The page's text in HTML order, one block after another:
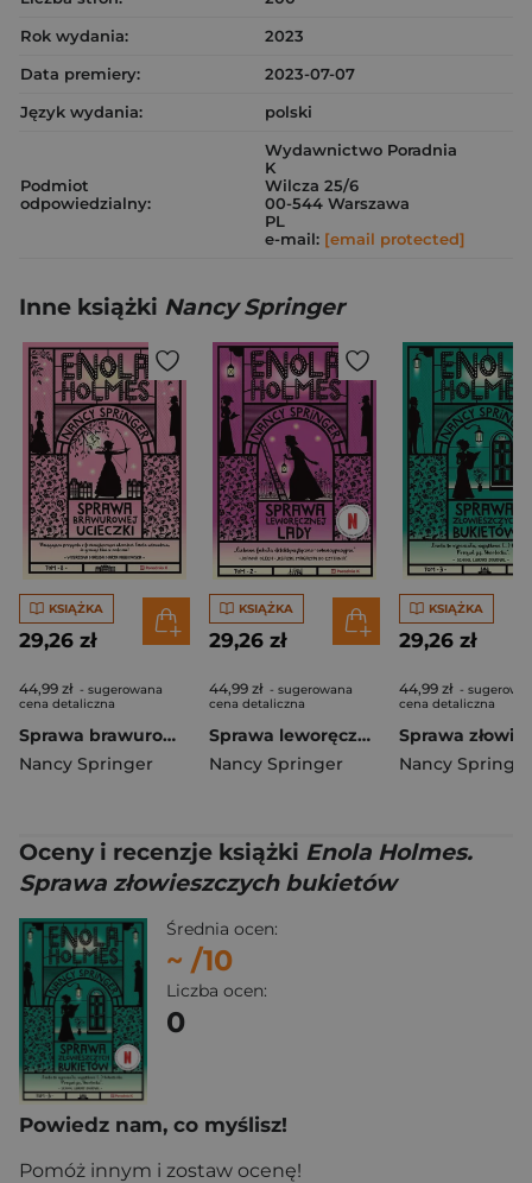
Rok wydania:
2023
Data premiery:
2023-07-07
Język wydania:
polski
Podmiot
odpowiedzialny:
Wydawnictwo Poradnia
K
Wilcza 25/6
00-544 Warszawa
PL
e-mail: [email protected]
Inne książki Nancy Springer
KSIĄŻKA
29,26 zł
44,99 zł - sugerowana
cena detaliczna
Sprawa brawurowej ucieczki. Enola Holmes wyd. 2
Nancy Springer
KSIĄŻKA
29,26 zł
44,99 zł - sugerowana
cena detaliczna
Sprawa leworęcznej lady. Enola Holmes wyd. 2
Nancy Springer
KSIĄŻKA
29,26 zł
44,99 zł -
cena detaliczna
Nancy Springer
Oceny i recenzje książki Enola Holmes.
Sprawa złowieszczych bukietów
Średnia ocen:
~ /10
Liczba ocen:
0
Powiedz nam, co myślisz!
Pomóż innym i zostaw ocenę!